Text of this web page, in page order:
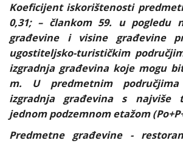
Koeficijent iskorištenosti
0,31; – člankom 59. u pogledu
građevine i visine građevine
ugostiteljsko-turističkim
izgradnja građevina koje mogu
m. U predmetnim
izgradnja građevina s najviše
jednom podzemnom etažom
Predmetne građevine -